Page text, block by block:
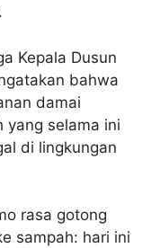
Kepala Dusun
bahwa
damai
yang selama ini
di lingkungan
rasa gotong
sampah: hari ini